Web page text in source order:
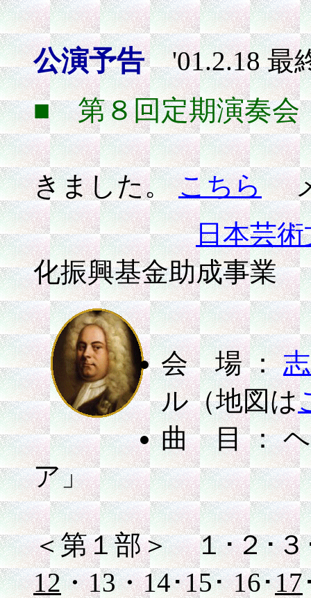
公演予告'01.2.18 最
■ 第８回定期演奏
ポス
きました。こちらメ
日本芸
化振興基金助成事業
会 場 ：
ル（地図は
曲 目 ： ヘ
ア」
＜第１部＞ １･２･３
12・13・14･15･ 16･17